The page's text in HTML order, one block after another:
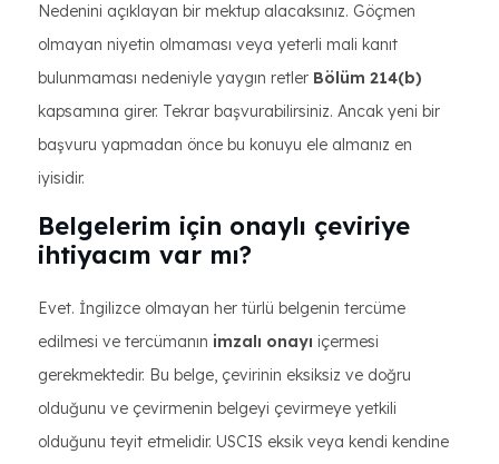
Nedenini açıklayan bir mektup alacaksınız. Göçmen
olmayan niyetin olmaması veya yeterli mali kanıt
bulunmaması nedeniyle yaygın retler Bölüm 214(b)
kapsamına girer. Tekrar başvurabilirsiniz. Ancak yeni bir
başvuru yapmadan önce bu konuyu ele almanız en
iyisidir.
Belgelerim için onaylı çeviriye
ihtiyacım var mı?
Evet. İngilizce olmayan her türlü belgenin tercüme
edilmesi ve tercümanın imzalı onayı içermesi
gerekmektedir. Bu belge, çevirinin eksiksiz ve doğru
olduğunu ve çevirmenin belgeyi çevirmeye yetkili
olduğunu teyit etmelidir. USCIS eksik veya kendi kendine